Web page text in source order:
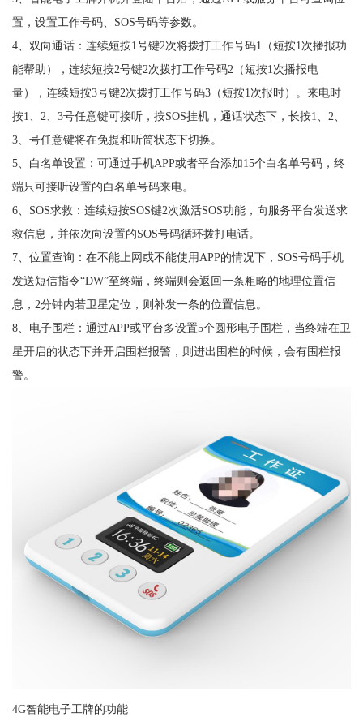
置，设置工作号码、SOS号码等参数。
4、双向通话：连续短按1号键2次将拨打工作号码1（短按1次播报功
能帮助），连续短按2号键2次拨打工作号码2（短按1次播报电
量），连续短按3号键2次拨打工作号码3（短按1次报时）。来电时
按1、2、3号任意键可接听，按SOS挂机，通话状态下，长按1、2、
3、号任意键将在免提和听筒状态下切换。
5、白名单设置：可通过手机APP或者平台添加15个白名单号码，终
端只可接听设置的白名单号码来电。
6、SOS求救：连续短按SOS键2次激活SOS功能，向服务平台发送求
救信息，并依次向设置的SOS号码循环拨打电话。
7、位置查询：在不能上网或不能使用APP的情况下，SOS号码手机
发送短信指令“DW”至终端，终端则会返回一条粗略的地理位置信
息，2分钟内若卫星定位，则补发一条的位置信息。
8、电子围栏：通过APP或平台多设置5个圆形电子围栏，当终端在卫
星开启的状态下并开启围栏报警，则进出围栏的时候，会有围栏报
警。
4G智能电子工牌的功能